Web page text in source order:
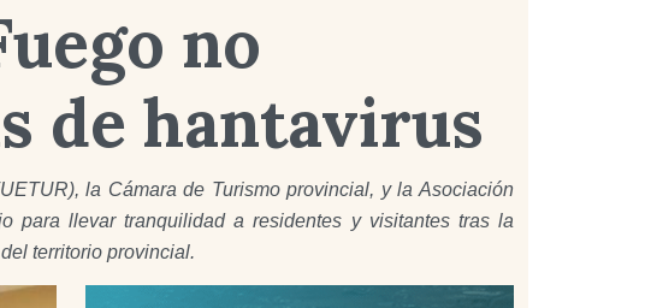
no
de hantavirus
la Cámara de Turismo provincial, y la Asociación
para llevar tranquilidad a residentes y visitantes tras la
territorio provincial.